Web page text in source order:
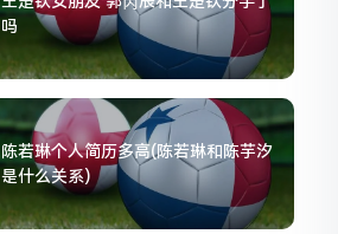
吗
陈若琳个人简历多高(陈若琳和陈芋汐
是什么关系)